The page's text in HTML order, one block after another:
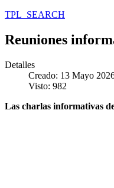
TPL_SEARCH
Reuniones
Detalles
Creado: 13 Mayo
Visto: 982
Las charlas informativas